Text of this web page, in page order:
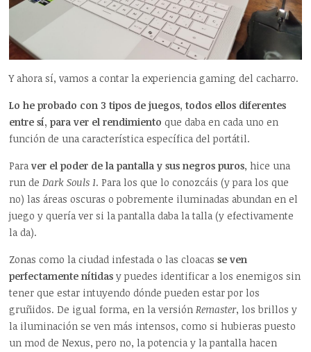
Y ahora sí, vamos a contar la experiencia gaming del cacharro.
Lo he probado con 3 tipos de juegos, todos ellos diferentes
entre sí, para ver el rendimiento que daba en cada uno en
función de una característica específica del portátil.
Paraver el poder de la pantalla y sus negros puros, hice una
run deDark Souls 1. Para los que lo conozcáis (y para los que
no) las áreas oscuras o pobremente iluminadas abundan en el
juego y quería ver si la pantalla daba la talla (y efectivamente
la da).
Zonas como la ciudad infestada o las cloacasse ven
perfectamente nítidas y puedes identificar a los enemigos sin
tener que estar intuyendo dónde pueden estar por los
gruñidos. De igual forma, en la versiónRemaster, los brillos y
la iluminación se ven más intensos, como si hubieras puesto
un mod de Nexus, pero no, la potencia y la pantalla hacen